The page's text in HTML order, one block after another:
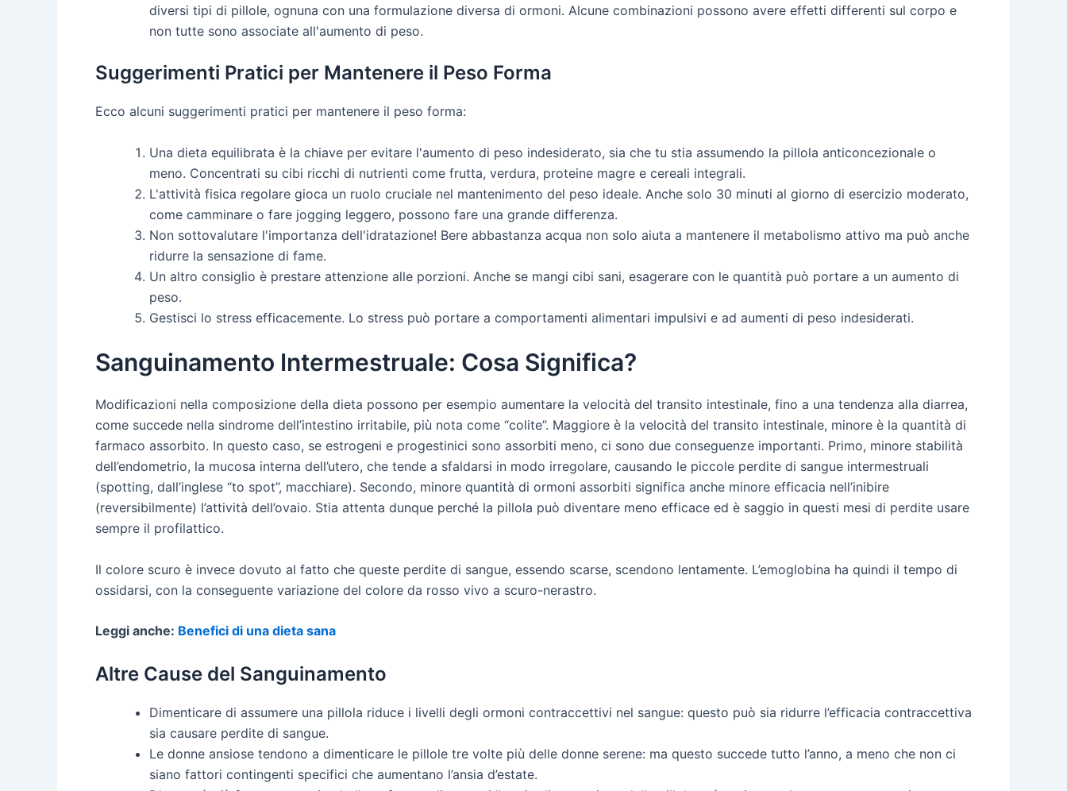
diversi tipi di pillole, ognuna con una formulazione diversa di ormoni. Alcune combinazioni possono avere effetti differenti sul corpo e
non tutte sono associate all'aumento di peso.
Suggerimenti Pratici per Mantenere il Peso Forma
Ecco alcuni suggerimenti pratici per mantenere il peso forma:
Una dieta equilibrata è la chiave per evitare l'aumento di peso indesiderato, sia che tu stia assumendo la pillola anticoncezionale o
meno. Concentrati su cibi ricchi di nutrienti come frutta, verdura, proteine magre e cereali integrali.
L'attività fisica regolare gioca un ruolo cruciale nel mantenimento del peso ideale. Anche solo 30 minuti al giorno di esercizio moderato,
come camminare o fare jogging leggero, possono fare una grande differenza.
Non sottovalutare l'importanza dell'idratazione! Bere abbastanza acqua non solo aiuta a mantenere il metabolismo attivo ma può anche
ridurre la sensazione di fame.
Un altro consiglio è prestare attenzione alle porzioni. Anche se mangi cibi sani, esagerare con le quantità può portare a un aumento di
peso.
Gestisci lo stress efficacemente. Lo stress può portare a comportamenti alimentari impulsivi e ad aumenti di peso indesiderati.
Sanguinamento Intermestruale: Cosa Significa?
Modificazioni nella composizione della dieta possono per esempio aumentare la velocità del transito intestinale, fino a una tendenza alla diarrea,
come succede nella sindrome dell’intestino irritabile, più nota come “colite”. Maggiore è la velocità del transito intestinale, minore è la quantità di
farmaco assorbito. In questo caso, se estrogeni e progestinici sono assorbiti meno, ci sono due conseguenze importanti. Primo, minore stabilità
dell’endometrio, la mucosa interna dell’utero, che tende a sfaldarsi in modo irregolare, causando le piccole perdite di sangue intermestruali
(spotting, dall’inglese “to spot”, macchiare). Secondo, minore quantità di ormoni assorbiti significa anche minore efficacia nell’inibire
(reversibilmente) l’attività dell’ovaio. Stia attenta dunque perché la pillola può diventare meno efficace ed è saggio in questi mesi di perdite usare
sempre il profilattico.
Il colore scuro è invece dovuto al fatto che queste perdite di sangue, essendo scarse, scendono lentamente. L’emoglobina ha quindi il tempo di
ossidarsi, con la conseguente variazione del colore da rosso vivo a scuro-nerastro.
Leggi anche: Benefici di una dieta sana
Altre Cause del Sanguinamento
Dimenticare di assumere una pillola riduce i livelli degli ormoni contraccettivi nel sangue: questo può sia ridurre l’efficacia contraccettiva
sia causare perdite di sangue.
Le donne ansiose tendono a dimenticare le pillole tre volte più delle donne serene: ma questo succede tutto l’anno, a meno che non ci
siano fattori contingenti specifici che aumentano l’ansia d’estate.